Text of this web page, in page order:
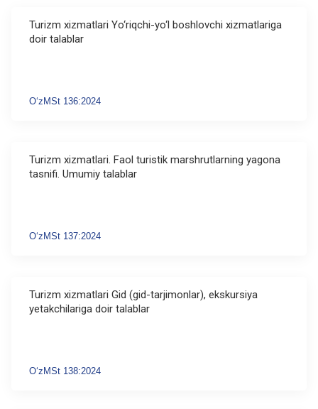
Turizm xizmatlari Yo‘riqchi-yo‘l boshlovchi xizmatlariga
doir talablar
O‘zMSt 136:2024
Turizm xizmatlari. Faol turistik marshrutlarning yagona
tasnifi. Umumiy talablar
O‘zMSt 137:2024
Turizm xizmatlari Gid (gid-tarjimonlar), ekskursiya
yetakchilariga doir talablar
O‘zMSt 138:2024